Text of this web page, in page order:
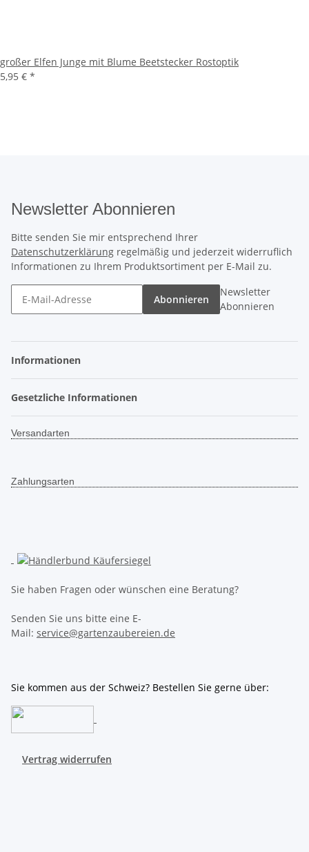
großer Elfen Junge mit Blume Beetstecker Rostoptik
5,95 € *
Newsletter Abonnieren
Bitte senden Sie mir entsprechend Ihrer
Datenschutzerklärung regelmäßig und jederzeit widerruflich
Informationen zu Ihrem Produktsortiment per E-Mail zu.
Abonnieren
Newsletter
Abonnieren
Informationen
Gesetzliche Informationen
Versandarten
Zahlungsarten
Sie haben Fragen oder wünschen eine Beratung?
Senden Sie uns bitte eine E-
Mail: service@gartenzaubereien.de
Sie kommen aus der Schweiz? Bestellen Sie gerne über:
Vertrag widerrufen